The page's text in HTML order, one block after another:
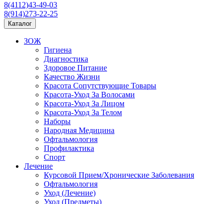
8(4112)43-49-03
8(914)273-22-25
Каталог
ЗОЖ
Гигиена
Диагностика
Здоровое Питание
Качество Жизни
Красота Сопутствующие Товары
Красота-Уход За Волосами
Красота-Уход За Лицом
Красота-Уход За Телом
Наборы
Народная Медицина
Офтальмология
Профилактика
Спорт
Лечение
Курсовой Прием/Хронические Заболевания
Офтальмология
Уход (Лечение)
Уход (Предметы)